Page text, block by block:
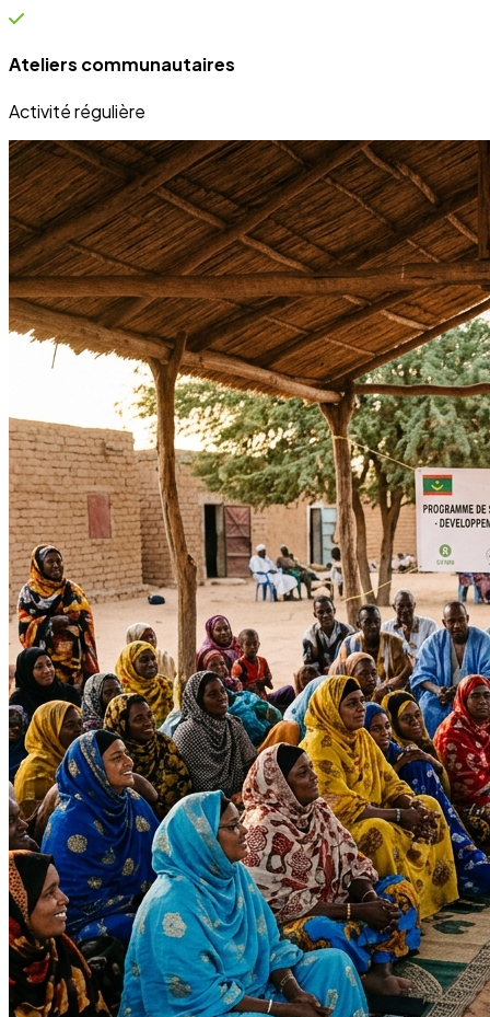
Impact Direct
+150
Interventions réussies cette année.
Blog & Actualités